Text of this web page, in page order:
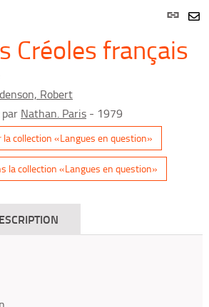
Lien
Créoles français
Robert
Nathan. Paris - 1979
la collection «Langues en question»
la collection «Langues en question»